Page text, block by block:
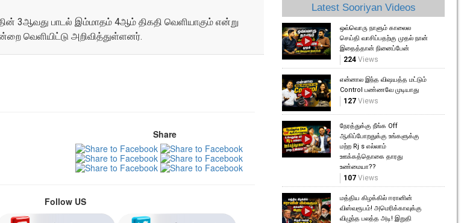
3ஆவது பாடல் இம்மாதம் 4ஆம் திகதி வெளியாகும் என்று
வெளியிட்டு அறிவித்துள்ளனர்.
Share
Follow US
Latest Sooriyan Videos
ஒவ்வொரு நாளும் காலைல
செய்தி வாசிப்பதற்கு முதல் நான்
இதைத்தான் நினைப்பேன்
224 Views
என்னால இந்த விஷயத்த மட்டும்
Control பண்ணவே முடியாது
127 Views
நேரத்துக்கு நீங்க Off
ஆகிப்போறதுக்கு உங்களுக்கு
மற்ற Rj s எல்லாம்
ஊக்கத்தொகை தாரது
உண்மையா??
107 Views
மத்திய கிழக்கில் ஈரானின்
விஸ்வரூபம்! அமெரிக்காவுக்கு
விழுந்த பலத்த அடி! இறுதி